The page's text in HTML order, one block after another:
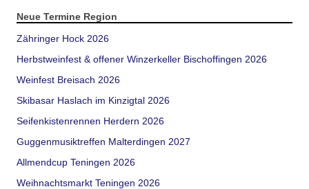
Neue Termine Region
Zähringer Hock 2026
Herbstweinfest & offener Winzerkeller Bischoffingen 2026
Weinfest Breisach 2026
Skibasar Haslach im Kinzigtal 2026
Seifenkistenrennen Herdern 2026
Guggenmusiktreffen Malterdingen 2027
Allmendcup Teningen 2026
Weihnachtsmarkt Teningen 2026